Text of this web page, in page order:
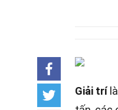
Giải trílà